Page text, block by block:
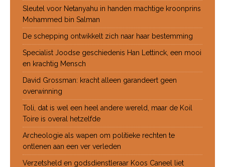
Sleutel voor Netanyahu in handen machtige kroonprins
Mohammed bin Salman
De schepping ontwikkelt zich naar haar bestemming
Specialist Joodse geschiedenis Han Lettinck, een mooi
en krachtig Mensch
David Grossman: kracht alleen garandeert geen
overwinning
Toli, dat is wel een heel andere wereld, maar de Koil
Toire is overal hetzelfde
Archeologie als wapen om politieke rechten te
ontlenen aan een ver verleden
Verzetsheld en godsdienstleraar Koos Caneel liet